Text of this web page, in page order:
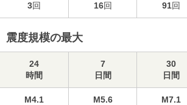
3回 16回 91回
震度規模の最大
24
時間
7
日間
30
日間
M4.1
M5.6
M7.1